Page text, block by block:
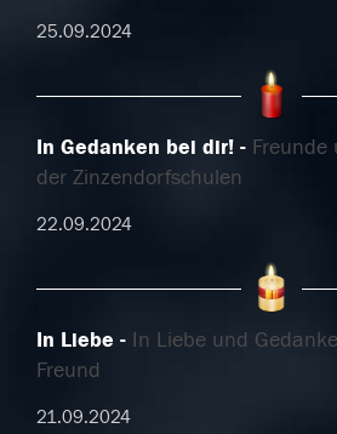
25.09.2024
In Gedanken bei dir!
Freunde
der Zinzendorfschulen
22.09.2024
In Liebe
In Liebe und
Freund
21.09.2024